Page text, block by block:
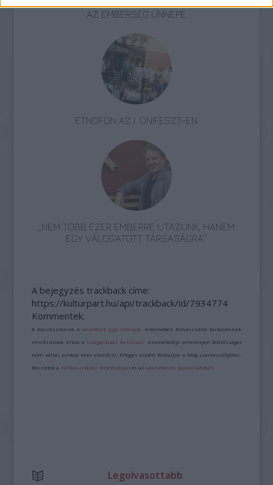
AZ EMBERSÉG ÜNNEPE
ETNOFON AZ I. ONIFESZT-EN
„NEM TÖBB EZER EMBERRE UTAZUNK, HANEM
EGY VÁLOGATOTT TÁRSASÁGRA”
A bejegyzés trackback címe:
https://kulturpart.hu/api/trackback/id/7934774
Kommentek:
A hozzászólások avonatkozó jogszabályok értelmében felhasználói tartalomnak
minősülnek, értük a szolgáltatás technikai üzemeltetője semmilyen felelősséget
nem vállal, azokat nem ellenőrzi. Kifogás esetén forduljon a blog szerkesztőjéhez.
Részletek a Felhasználási feltételekben és azadatvédelmi tájékoztatóban
Legolvasottabb